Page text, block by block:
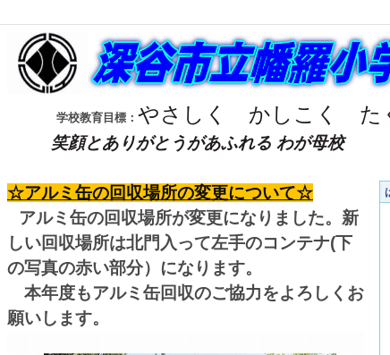
学校教育目標： やさしく かしこく た
笑顔とありがとうがあふれる わが母校
☆アルミ缶の回収場所の変更について☆
アルミ缶の回収場所が変更になりました。新
しい回収場所は北門入って左手のコンテナ(下
の写真の赤い部分）になります。
本年度もアルミ缶回収のご協力をよろしくお
願いします。